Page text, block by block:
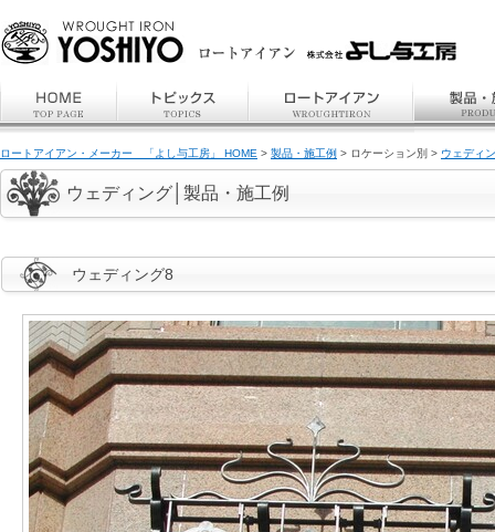
ロートアイアン・メーカー 「よし与工房」 HOME > 製品・施工例 > ロケーション別 > ウェディ
ウェディング│製品・施工例
ウェディング8